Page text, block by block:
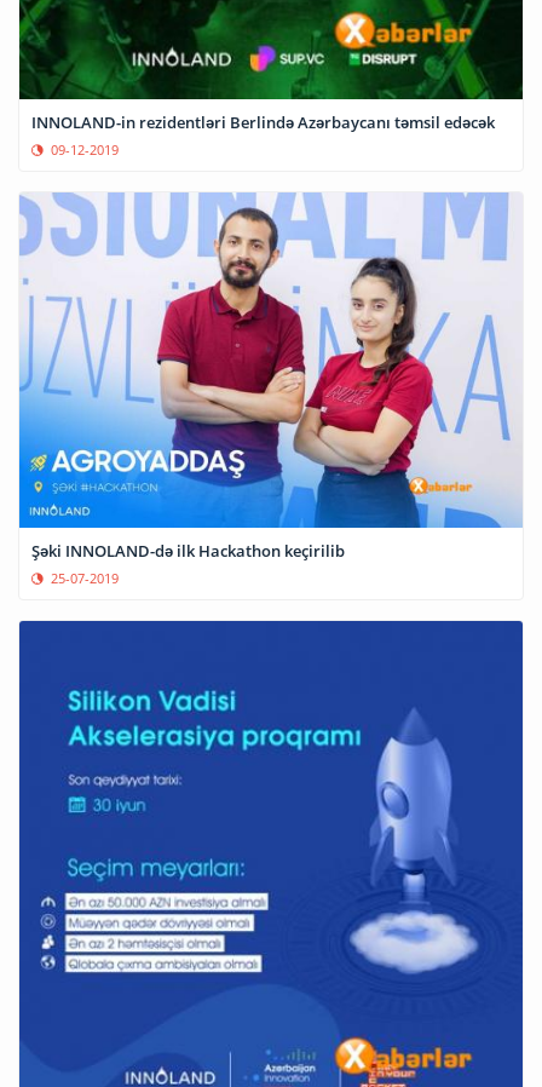
INNOLAND-in rezidentləri Berlində Azərbaycanı təmsil edəcək
09-12-2019
Şəki INNOLAND-də ilk Hackathon keçirilib
25-07-2019